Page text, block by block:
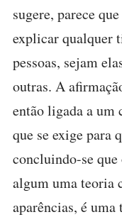
sugere, parece
explicar qualquer
pessoas, sejam
outras. A
então ligada a um
que se exige para
concluindo-se
algum uma teoria
aparências, é